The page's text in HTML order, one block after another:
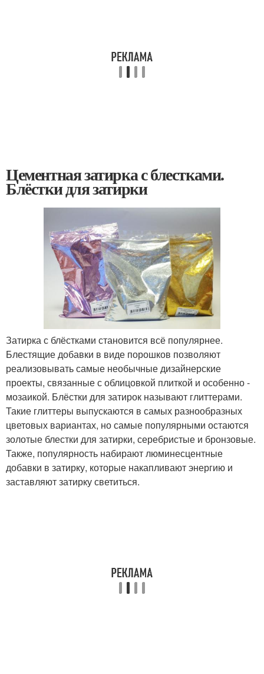
Цементная затирка с блестками.
Блёстки для затирки
Затирка с блёстками становится всё популярнее.
Блестящие добавки в виде порошков позволяют
реализовывать самые необычные дизайнерские
проекты, связанные с облицовкой плиткой и особенно -
мозаикой. Блёстки для затирок называют глиттерами.
Такие глиттеры выпускаются в самых разнообразных
цветовых вариантах, но самые популярными остаются
золотые блестки для затирки, серебристые и бронзовые.
Также, популярность набирают люминесцентные
добавки в затирку, которые накапливают энергию и
заставляют затирку светиться.